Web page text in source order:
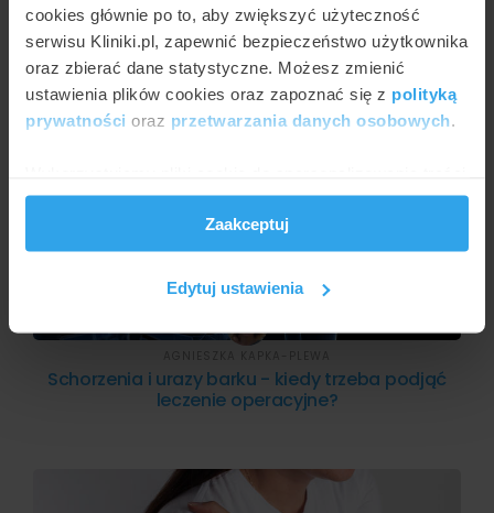
cookies głównie po to, aby zwiększyć użyteczność
serwisu Kliniki.pl, zapewnić bezpieczeństwo użytkownika
oraz zbierać dane statystyczne. Możesz zmienić
ustawienia plików cookies oraz zapoznać się z polityką
prywatności oraz przetwarzania danych osobowych.
i reklam, aby oferować funkcje społecznościowe i
analizować ruch w naszej witrynie. Informacje o tym, jak
korzystasz z naszej witryny, udostępniamy partnerom
społecznościowym, reklamowym i analitycznym.
otrzymanymi od Ciebie lub uzyskanymi podczas
Zaakceptuj
Edytuj ustawienia
Alloplastyka stawu barkowego – na czym polega
i kiedy jest stosowana?
JULIA WŁOSIŃSKA
Schorzenia i urazy barku - kiedy trzeba podjąć
leczenie operacyjne?